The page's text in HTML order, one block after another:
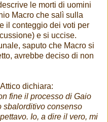
le morti di uomini
Macro che salì sulla
il conteggio dei voti per
e si uccise.
saputo che Macro si
avrebbe deciso di non
dichiara:
fine il processo di Gaio
sbalorditivo consenso
Io, a dire il vero, mi